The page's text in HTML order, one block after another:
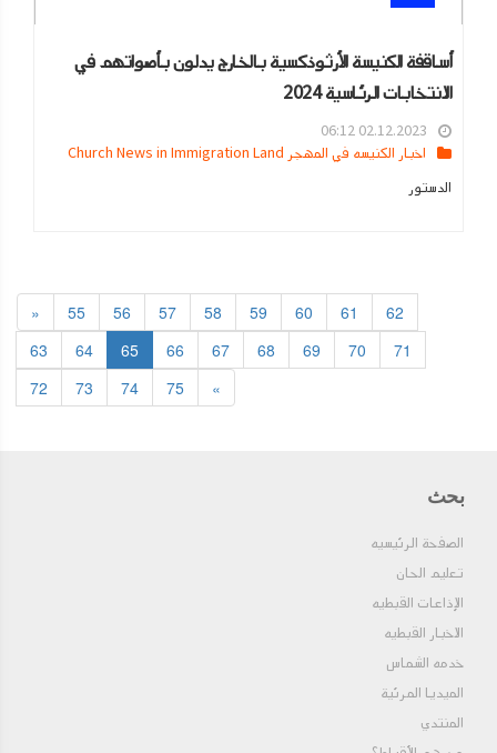
أساقفة الكنيسة الأرثوذكسية بالخارج يدلون بأصواتهم في
الانتخابات الرئاسية 2024
02.12.2023 06:12
اخبار الكنيسه في المهجر Church News in Immigration Land
الدستور
« 55 56 57 58 59 60 61
62
63
64 65 66 67 68 69 70
71
72
73 74 75 »
بحث
الصفحة الرئيسيه
تعليم الحان
الإذاعات القبطيه
الاخبار القبطيه
خدمه الشماس
الميديا المرئية
المنتدي